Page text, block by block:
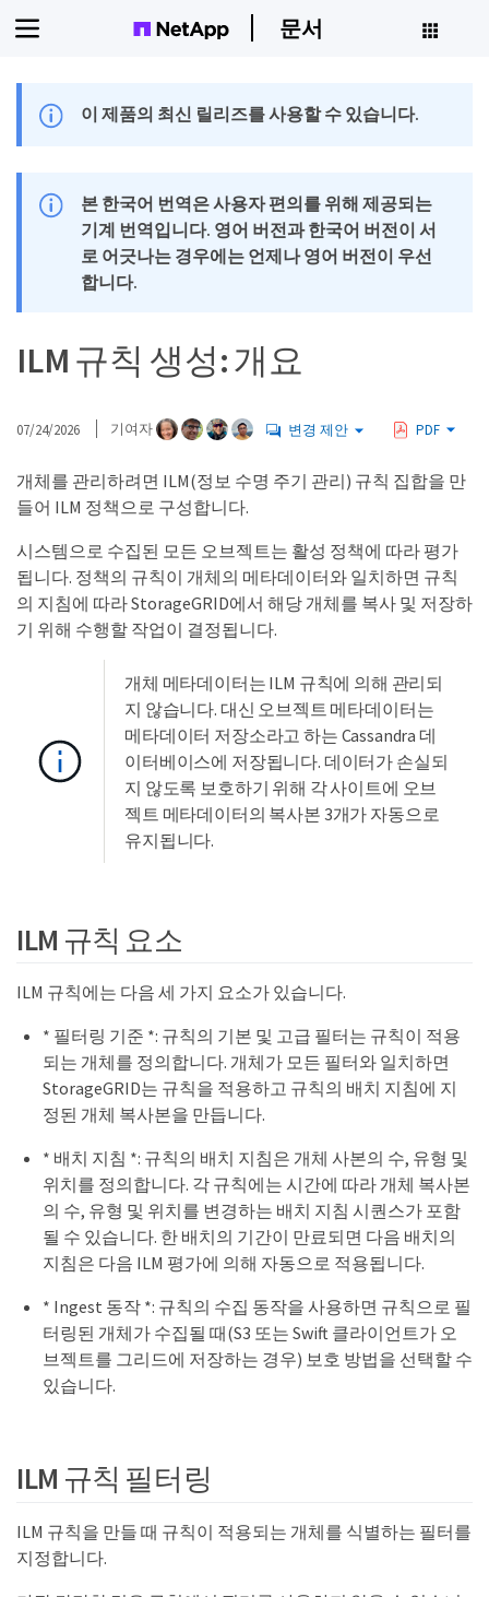
문서
이 제품의 최신 릴리즈를 사용할 수 있습니다.
본 한국어 번역은 사용자 편의를 위해 제공되는
기계 번역입니다. 영어 버전과 한국어 버전이 서
로 어긋나는 경우에는 언제나 영어 버전이 우선
합니다.
ILM 규칙 생성: 개요
07/24/2026 기여자 변경 제안 PDF
개체를 관리하려면 ILM(정보 수명 주기 관리) 규칙 집합을 만
들어 ILM 정책으로 구성합니다.
시스템으로 수집된 모든 오브젝트는 활성 정책에 따라 평가
됩니다. 정책의 규칙이 개체의 메타데이터와 일치하면 규칙
의 지침에 따라 StorageGRID에서 해당 개체를 복사 및 저장하
기 위해 수행할 작업이 결정됩니다.
개체 메타데이터는 ILM 규칙에 의해 관리되
지 않습니다. 대신 오브젝트 메타데이터는
메타데이터 저장소라고 하는 Cassandra 데
이터베이스에 저장됩니다. 데이터가 손실되
지 않도록 보호하기 위해 각 사이트에 오브
젝트 메타데이터의 복사본 3개가 자동으로
유지됩니다.
ILM 규칙 요소
ILM 규칙에는 다음 세 가지 요소가 있습니다.
* 필터링 기준 *: 규칙의 기본 및 고급 필터는 규칙이 적용
되는 개체를 정의합니다. 개체가 모든 필터와 일치하면
StorageGRID는 규칙을 적용하고 규칙의 배치 지침에 지
정된 개체 복사본을 만듭니다.
* 배치 지침 *: 규칙의 배치 지침은 개체 사본의 수, 유형 및
위치를 정의합니다. 각 규칙에는 시간에 따라 개체 복사본
의 수, 유형 및 위치를 변경하는 배치 지침 시퀀스가 포함
될 수 있습니다. 한 배치의 기간이 만료되면 다음 배치의
지침은 다음 ILM 평가에 의해 자동으로 적용됩니다.
* Ingest 동작 *: 규칙의 수집 동작을 사용하면 규칙으로 필
터링된 개체가 수집될 때(S3 또는 Swift 클라이언트가 오
브젝트를 그리드에 저장하는 경우) 보호 방법을 선택할 수
있습니다.
ILM 규칙 필터링
ILM 규칙을 만들 때 규칙이 적용되는 개체를 식별하는 필터를
지정합니다.